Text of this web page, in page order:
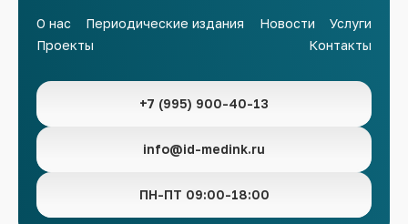
О нас Периодические издания Новости
Услуги
Проекты
Контакты
+7 (995) 900-40-13
info@id-medink.ru
ПН-ПТ 09:00-18:00